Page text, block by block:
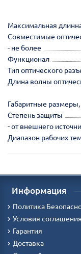
Максимальная
Совместимые
- не более
Функционал
Тип оптического
Длина волны
Габаритные
Степень защиты
- от внешнего
Диапазон рабочих
Информация
Политика
Условия соглашения
Гарантия
Доставка